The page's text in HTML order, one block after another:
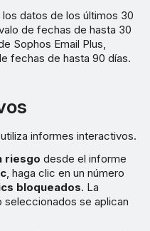
datos de los últimos 30
de fechas de hasta 30
Sophos Email Plus,
fechas de hasta 90 días.
utiliza informes interactivos.
riesgo desde el informe
, haga clic en un número
bloqueados. La
se aplican